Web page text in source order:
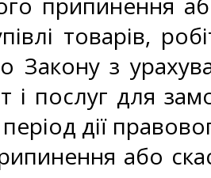
товарів,
Закону з
і послуг для
період дії
або